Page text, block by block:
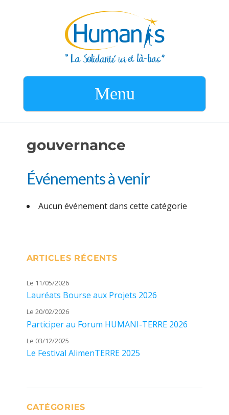
Menu
gouvernance
Événements à venir
Aucun événement dans cette catégorie
ARTICLES RÉCENTS
Le 11/05/2026
Lauréats Bourse aux Projets 2026
Le 20/02/2026
Participer au Forum HUMANI-TERRE 2026
Le 03/12/2025
Le Festival AlimenTERRE 2025
CATÉGORIES